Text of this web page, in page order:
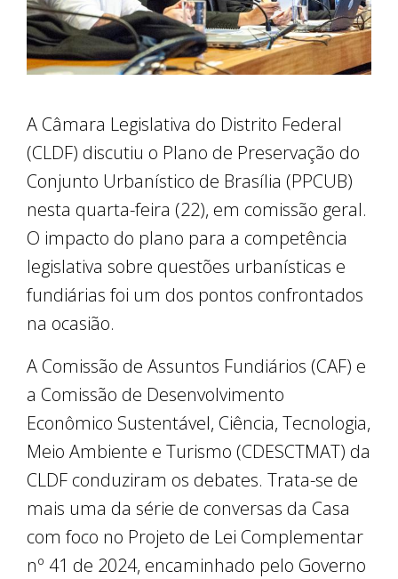
A Câmara Legislativa do Distrito Federal
(CLDF) discutiu o Plano de Preservação do
Conjunto Urbanístico de Brasília (PPCUB)
nesta quarta-feira (22), em comissão geral.
O impacto do plano para a competência
legislativa sobre questões urbanísticas e
fundiárias foi um dos pontos confrontados
na ocasião.
A Comissão de Assuntos Fundiários (CAF) e
a Comissão de Desenvolvimento
Econômico Sustentável, Ciência, Tecnologia,
Meio Ambiente e Turismo (CDESCTMAT) da
CLDF conduziram os debates. Trata-se de
mais uma da série de conversas da Casa
com foco no Projeto de Lei Complementar
nº 41 de 2024, encaminhado pelo Governo